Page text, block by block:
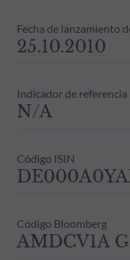
Fecha de lanzamiento
25.10.2010
Indicador de referencia
N/A
Código ISIN
Código Bloomberg
AMDCV1A